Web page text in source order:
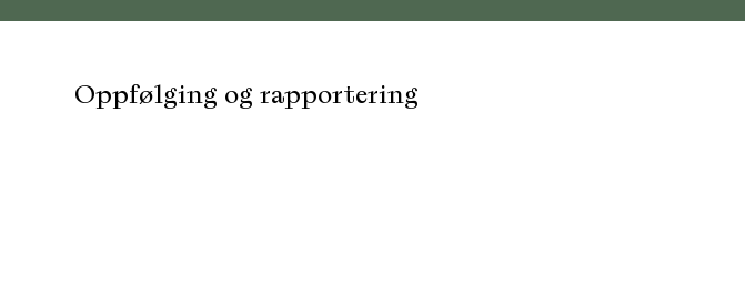
Oppfølging og rapportering